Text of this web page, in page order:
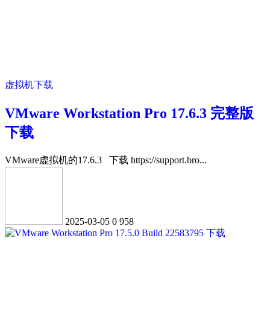
虚拟机下载
VMware Workstation Pro 17.6.3 完整版
下载
VMware虚拟机的17.6.3 下载 https://support.bro...
2025-03-05 0 958